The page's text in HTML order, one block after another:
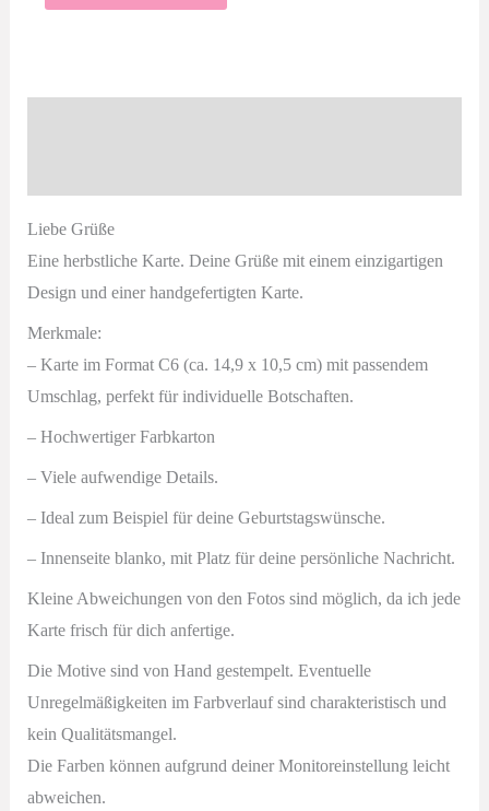
Liebe Grüße
Eine herbstliche Karte. Deine Grüße mit einem einzigartigen
Design und einer handgefertigten Karte.
Merkmale:
– Karte im Format C6 (ca. 14,9 x 10,5 cm) mit passendem
Umschlag, perfekt für individuelle Botschaften.
– Hochwertiger Farbkarton
– Viele aufwendige Details.
– Ideal zum Beispiel für deine Geburtstagswünsche.
– Innenseite blanko, mit Platz für deine persönliche Nachricht.
Kleine Abweichungen von den Fotos sind möglich, da ich jede
Karte frisch für dich anfertige.
Die Motive sind von Hand gestempelt. Eventuelle
Unregelmäßigkeiten im Farbverlauf sind charakteristisch und
kein Qualitätsmangel.
Die Farben können aufgrund deiner Monitoreinstellung leicht
abweichen.